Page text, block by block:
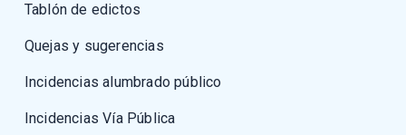
Tablón de edictos
Quejas y sugerencias
Incidencias alumbrado público
Incidencias Vía Pública